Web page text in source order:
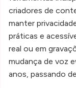
criadores de
manter
práticas e
real ou em
mudança de voz
anos, passando